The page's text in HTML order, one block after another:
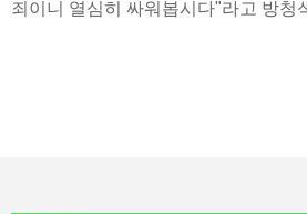
죄이니 열심히 싸워봅시다"라고 방청